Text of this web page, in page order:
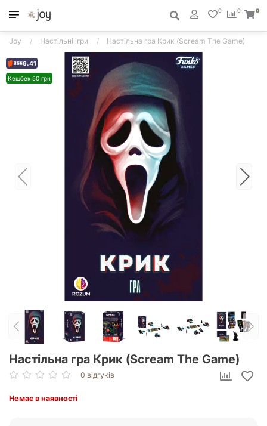
0
0 0
Joy Настільні ігри Настільна гра Крик (Scream The Game)
6.41
Кешбек 50 грн
Настільна гра Крик (Scream The Game)
0 відгуків
Немає в наявності